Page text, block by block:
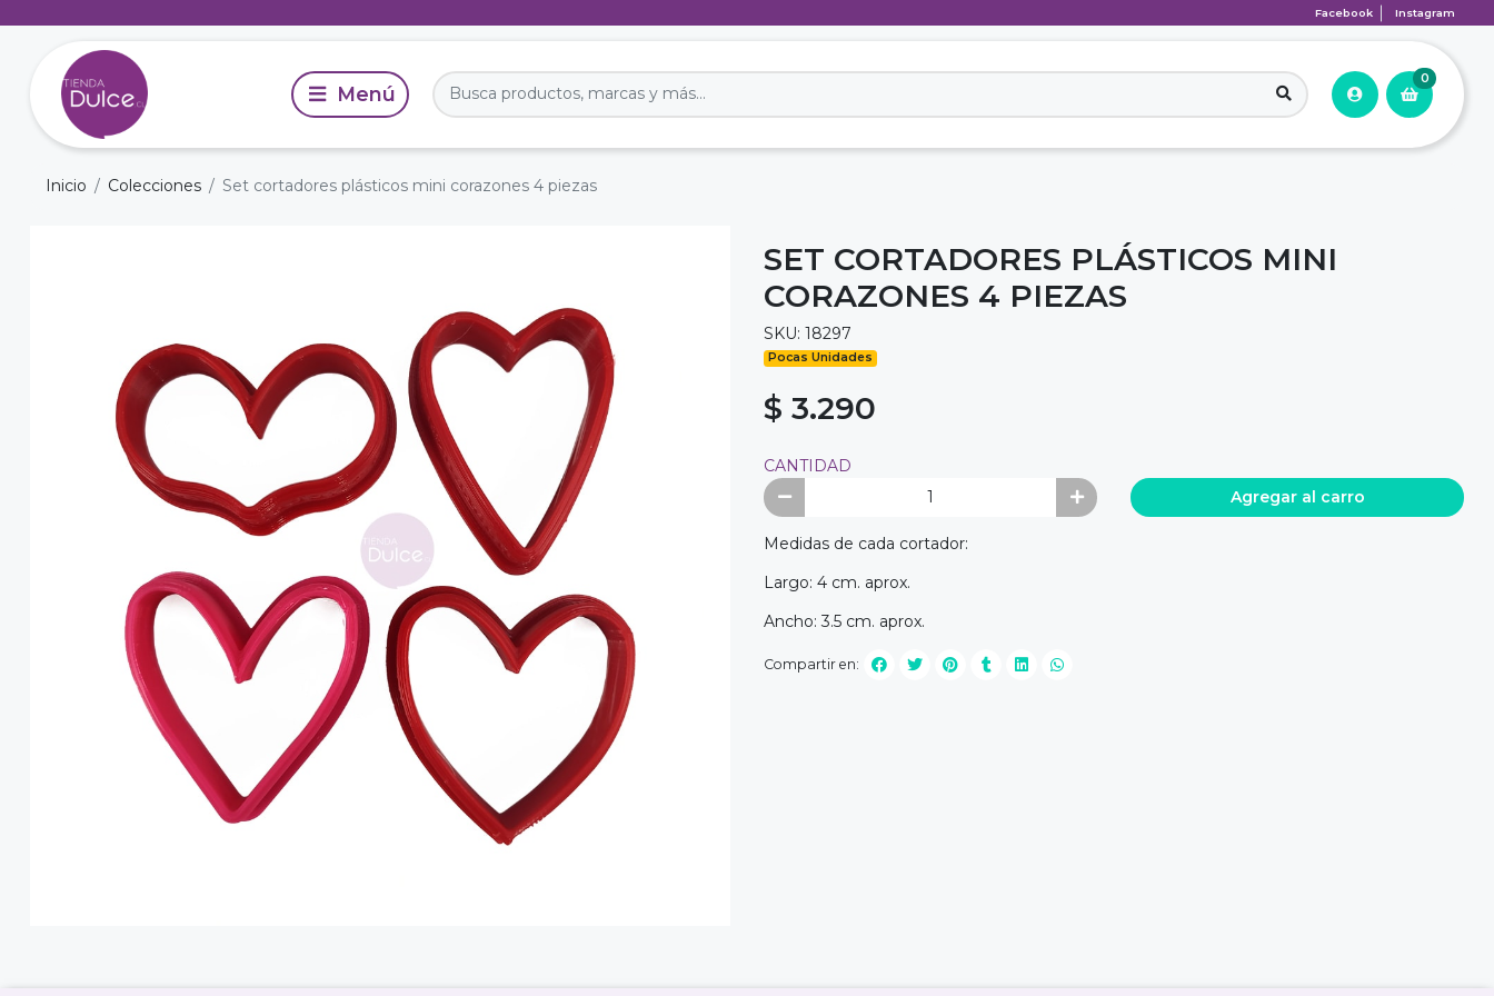
Facebook Instagram
0
Inicio Colecciones Set cortadores plásticos mini corazones 4 piezas
SET CORTADORES PLÁSTICOS MINI
CORAZONES 4 PIEZAS
SKU: 18297
Pocas Unidades
$ 3.290
CANTIDAD
Agregar al carro
Medidas de cada cortador:
Largo: 4 cm. aprox.
Ancho: 3.5 cm. aprox.
Compartir en: